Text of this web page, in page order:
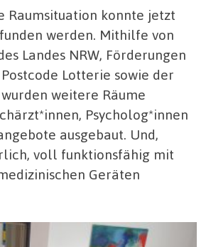
Raumsituation konnte jetzt
werden. Mithilfe von
Landes NRW, Förderungen
Lotterie sowie der
weitere Räume
Psycholog*innen
ausgebaut. Und,
voll funktionsfähig mit
Geräten